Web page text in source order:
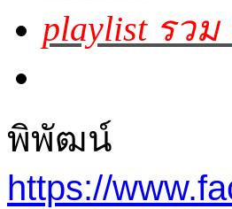
playlist รว
พิพัฒน์
https://